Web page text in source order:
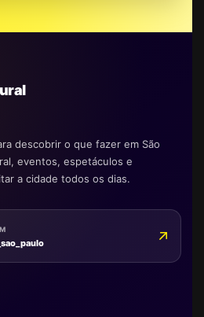
descobrir o que fazer em São
eventos, espetáculos e
a cidade todos os dias.